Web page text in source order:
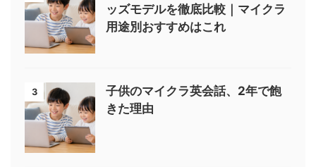
ッズモデルを徹底比較｜マイクラ
用途別おすすめはこれ
3
子供のマイクラ英会話、2年で飽
きた理由